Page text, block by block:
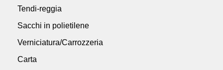
Tendi-reggia
Sacchi in polietilene
Verniciatura/Carrozzeria
Carta